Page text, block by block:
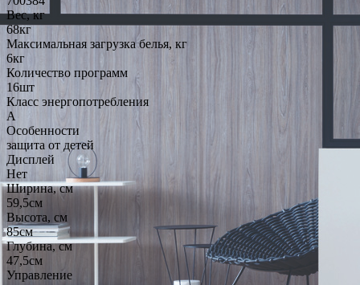
Вес, кг
68кг
Максимальная загрузка белья, кг
6кг
Количество программ
16шт
Класс энергопотребления
A
Особенности
защита от детей
Дисплей
Нет
Ширина, см
59,5см
Высота, см
85см
Глубина, см
47,5см
Управление